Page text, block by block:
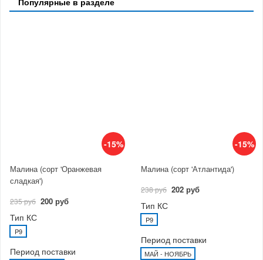
-15%
Малина (сорт 'Оранжевая
сладкая')
235 руб 200 руб
Тип КС
P9
Период поставки
-15%
Малина (сорт 'Атлантида')
238 руб 202 руб
Тип КС
P9
Период поставки
МАЙ - НОЯБРЬ